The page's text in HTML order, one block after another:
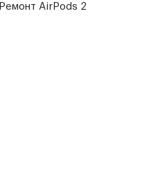
Ремонт AirPods 2